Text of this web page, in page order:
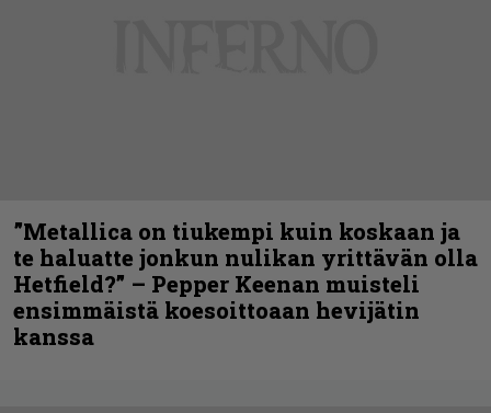
”Metallica on tiukempi kuin koskaan ja
te haluatte jonkun nulikan yrittävän olla
Hetfield?” – Pepper Keenan muisteli
ensimmäistä koesoittoaan hevijätin
kanssa